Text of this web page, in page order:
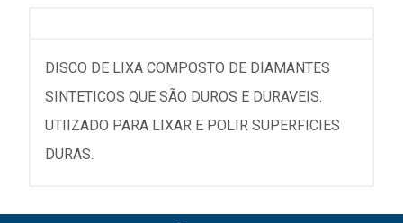
DISCO DE LIXA COMPOSTO DE DIAMANTES
SINTETICOS QUE SÃO DUROS E DURAVEIS.
UTIIZADO PARA LIXAR E POLIR SUPERFICIES
DURAS.